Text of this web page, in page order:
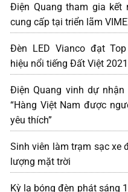
Điện Quang tham gia kết
cung cấp tại triển lãm
Đèn LED Vianco đạt
hiệu nổi tiếng Đất Việt 2021
Điện Quang vinh dự
“Hàng Việt Nam được
yêu thích”
Sinh viên làm trạm sạc xe
lượng mặt trời
Kỳ lạ bóng đèn phát sáng